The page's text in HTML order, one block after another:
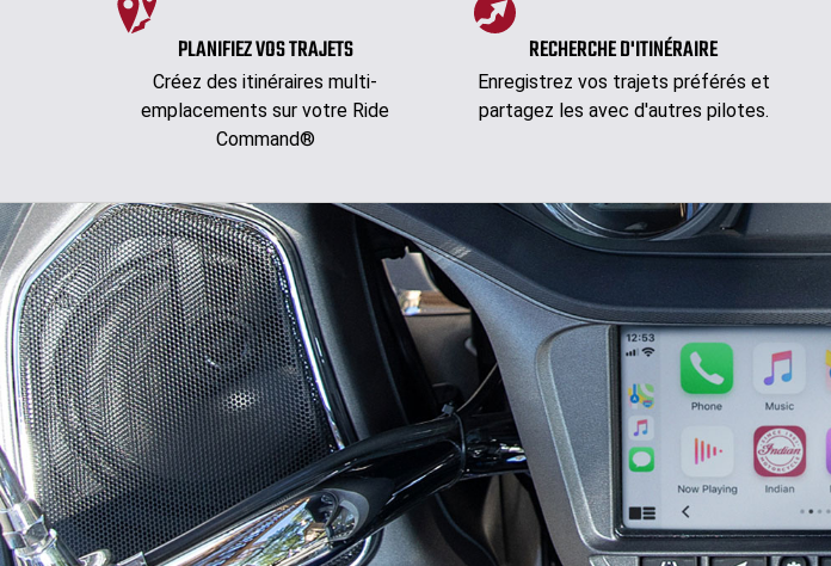
PLANIFIEZ VOS TRAJETS
Créez des itinéraires multi-
emplacements sur votre Ride
Command®
RECHERCHE D'ITINÉRAIRE
Enregistrez vos trajets préférés et
partagez les avec d'autres pilotes.